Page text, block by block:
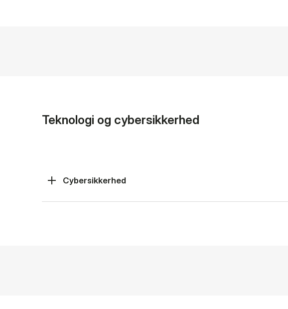
Teknologi og cybersikkerhed
Cybersikkerhed